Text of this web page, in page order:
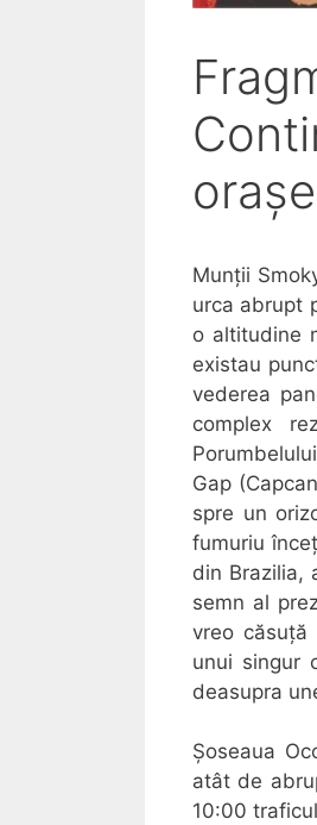
Munții
urca abrupt
o altitudine
existau
vederea
complex
Gap
spre un
fumuriu
din Brazilia,
semn al
vreo căsuță
unui singur
deasupra
Șoseaua
atât de
10:00